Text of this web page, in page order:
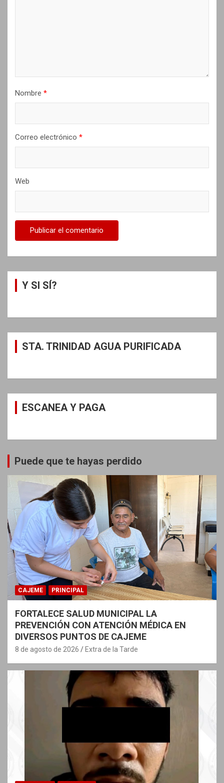
Nombre *
Correo electrónico *
Web
Y SI SÍ?
STA. TRINIDAD AGUA PURIFICADA
ESCANEA Y PAGA
Puede que te hayas perdido
CAJEME PRINCIPAL
FORTALECE SALUD MUNICIPAL LA
PREVENCIÓN CON ATENCIÓN MÉDICA EN
DIVERSOS PUNTOS DE CAJEME
8 de agosto de 2026 Extra de la Tarde